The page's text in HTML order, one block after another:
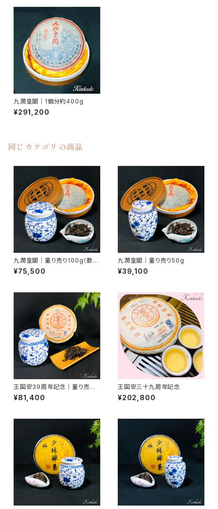
九潤皇閣｜1個分約400g
¥291,200
同じカテゴリの商品
九潤皇閣｜量り売り100g（数量
限定）
¥75,500
九潤皇閣｜量り売り50g
¥39,100
王国安39周年記念｜量り売り1
00g（数量限定）
¥81,400
王国安三十九周年記念
¥202,800